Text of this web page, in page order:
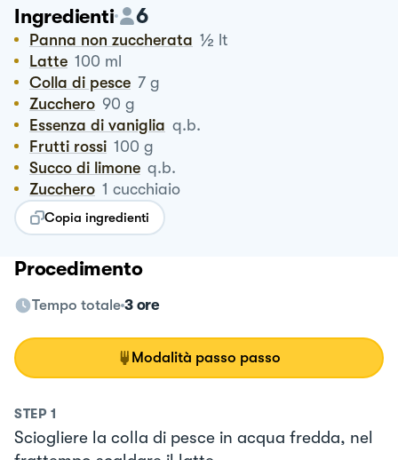
Ingredienti 6
Panna non zuccherata ½ lt
Latte 100 ml
Colla di pesce 7 g
Zucchero 90 g
Essenza di vaniglia q.b.
Frutti rossi 100 g
Succo di limone q.b.
Zucchero 1 cucchiaio
Copia ingredienti
Procedimento
Tempo totale 3 ore
Modalità passo passo
STEP 1
Sciogliere la colla di pesce in acqua fredda, nel